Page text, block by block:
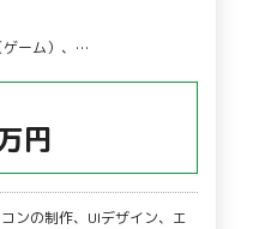
ゲーム）、…
円
ンの制作、UIデザイン、エ